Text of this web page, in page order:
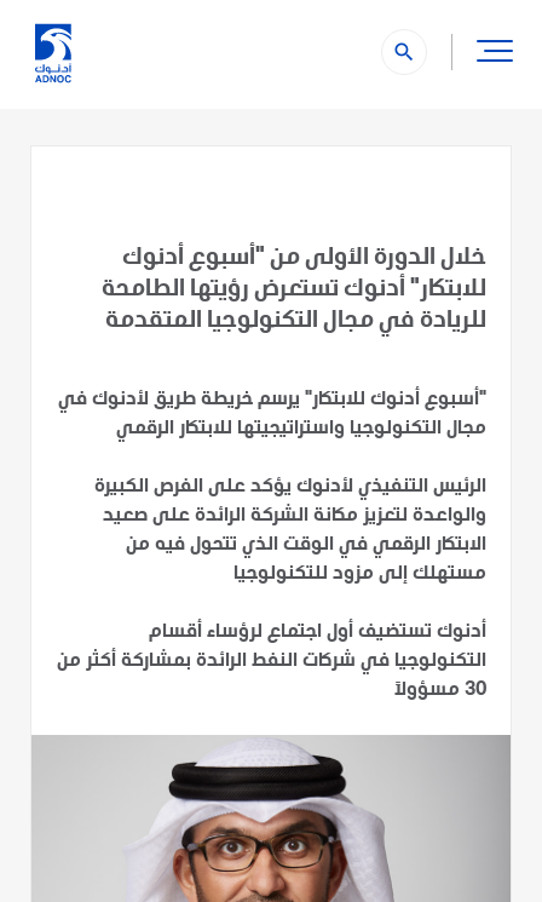
search
خلال الدورة الأولى من "أسبوع أدنوك
للابتكار" أدنوك تستعرض رؤيتها الطامحة
للريادة في مجال التكنولوجيا المتقدمة
"أسبوع أدنوك للابتكار" يرسم خريطة طريق لأدنوك في
مجال التكنولوجيا واستراتيجيتها للابتكار الرقمي
الرئيس التنفيذي لأدنوك يؤكد على الفرص الكبيرة
والواعدة لتعزيز مكانة الشركة الرائدة على صعيد
الابتكار الرقمي في الوقت الذي تتحول فيه من
مستهلك إلى مزود للتكنولوجيا
أدنوك تستضيف أول اجتماع لرؤساء أقسام
التكنولوجيا في شركات النفط الرائدة بمشاركة أكثر من
30 مسؤولاً